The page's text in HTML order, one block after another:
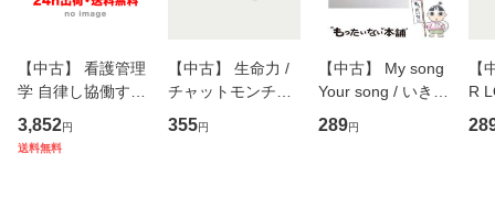
【中古】 看護管理
学 自律し協働する
専門職の看護マネ
ジメントスキル 改
3,852円
送料無料
【中古】 生命力 /
チャットモンチー /
キューンレコード
[CD]【メール便送
355円
【中古】 My song
Your song / いきも
のがかり / [CD]
【メール便送料無
289円
【
R
産